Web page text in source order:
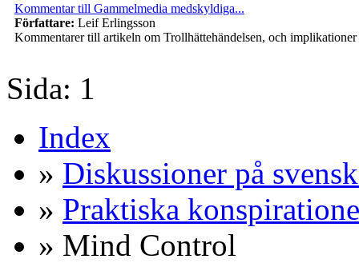
Kommentar till Gammelmedia medskyldiga...
Författare: Leif Erlingsson
Kommentarer till artikeln om Trollhättehändelsen, och implikationer
Sida: 1
Index
» Diskussioner på
» Praktiska
» Mind Control